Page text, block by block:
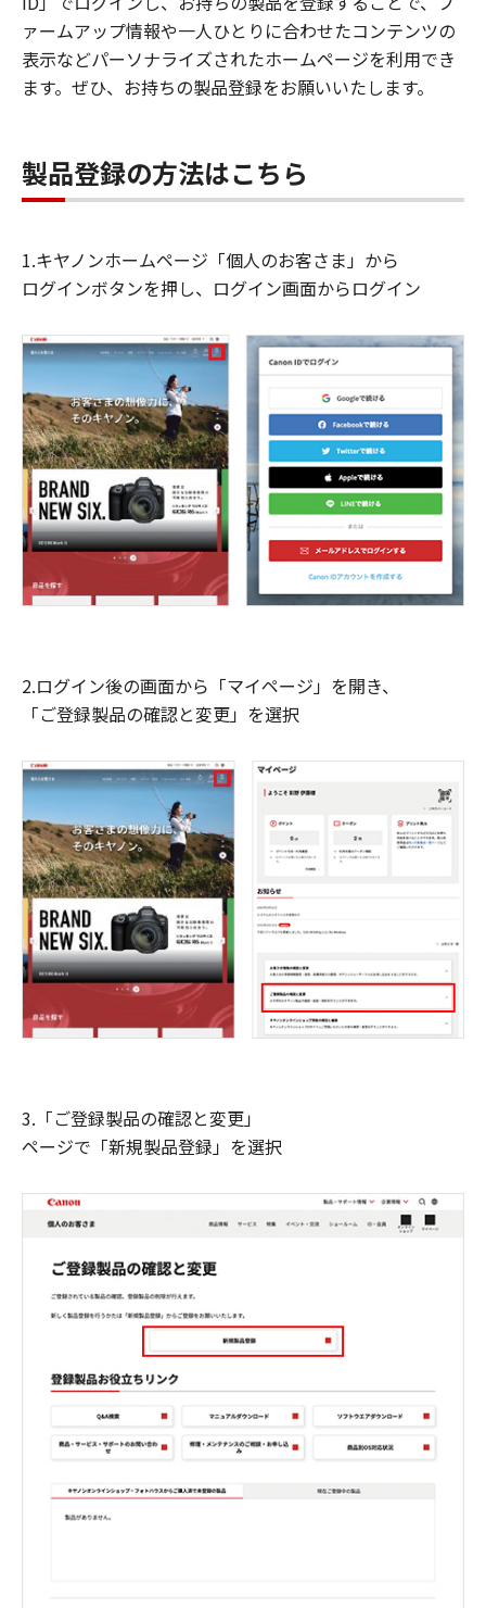
ァームアップ情報や一人ひとりに合わせたコンテンツの
表示などパーソナライズされたホームページを利用でき
ます。ぜひ、お持ちの製品登録をお願いいたします。
製品登録の方法はこちら
1.キヤノンホームページ「個人のお客さま」から
ログインボタンを押し、ログイン画面からログイン
2.ログイン後の画面から「マイページ」を開き、
「ご登録製品の確認と変更」を選択
3.「ご登録製品の確認と変更」
ページで「新規製品登録」を選択